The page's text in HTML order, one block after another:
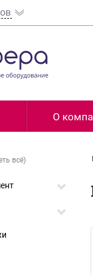
О
всё)